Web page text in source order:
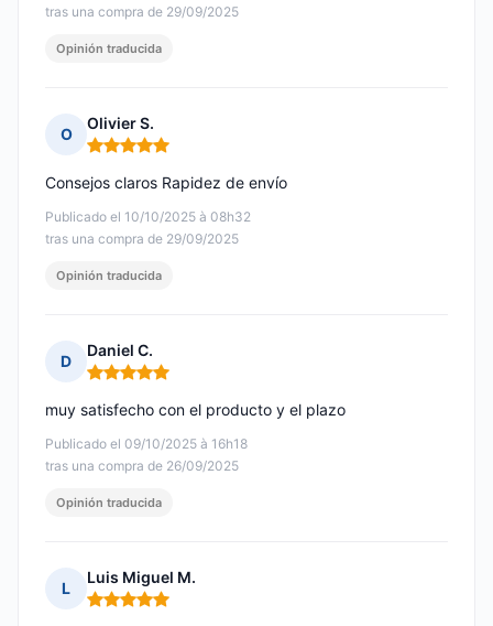
tras una compra de 29/09/2025
Opinión traducida
O
Olivier S.
Nota: 5 de 5
Publicado el 10/10/2025 à 08h32
tras una compra de 29/09/2025
Consejos claros Rapidez de envío
Opinión traducida
D
Daniel C.
Nota: 5 de 5
Publicado el 09/10/2025 à 16h18
tras una compra de 26/09/2025
muy satisfecho con el producto y el plazo
Opinión traducida
L
Luis Miguel M.
Nota: 5 de 5